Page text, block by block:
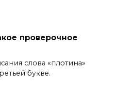
проверочное
слова «плотина»
букве.